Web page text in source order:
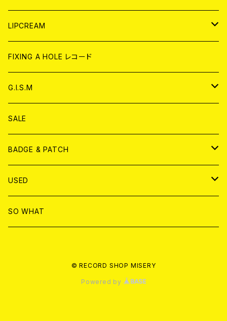
CD
ANALOG
WORLD
CD
ANALOG
JAPAN
CD
ANALOG
WORLD
CD
ANALOG
LIPCREAM
CD
アナログ
DVD
T-shirt & WEAR
FIXING A HOLE レコード
G.I.S.M
CD
ANALOG
T-SHIRT & WEAR
DVD
SALE
BADGE & PATCH
BADGE
PATCH
USED
書籍
SO WHAT
© RECORD SHOP MISERY
Powered by